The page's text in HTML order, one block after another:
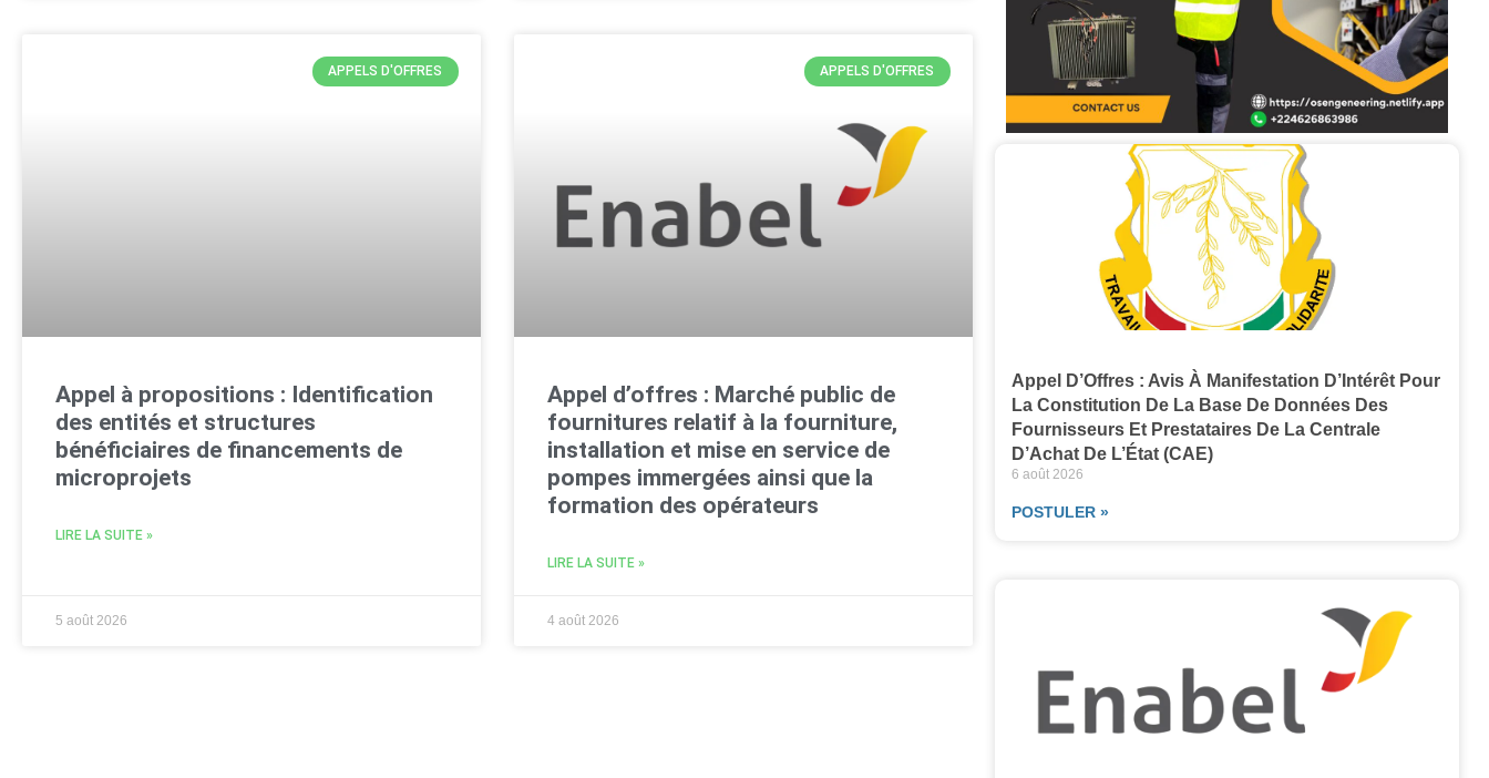
APPELS D'OFFRES
Appel à propositions : Identification
des entités et structures
bénéficiaires de financements de
microprojets
LIRE LA SUITE »
5 août 2026
APPELS D'OFFRES
Appel d’offres : Marché public de
fournitures relatif à la fourniture,
installation et mise en service de
pompes immergées ainsi que la
formation des opérateurs
LIRE LA SUITE »
4 août 2026
Appel D’Offres : Avis À Manifestation D’Intérêt Pour
La Constitution De La Base De Données Des
Fournisseurs Et Prestataires De La Centrale
D’Achat De L’État (CAE)
6 août 2026
POSTULER »